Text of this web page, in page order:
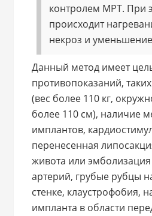
контролем МРТ. При
происходит
некроз и
Данный метод имеет
противопоказаний,
(вес более 110 кг,
более 110 см), наличие
имплантов,
перенесенная
живота или
артерий, грубые рубцы
стенке, клаустрофобия,
импланта в области